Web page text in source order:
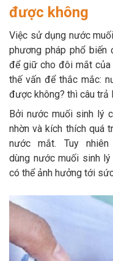
TIN TỨC
Thông tin về khách
spa cho thú cưng
CHÍNH SÁCH
Chính sách mua hàng
Chính sách bảo hành
LIÊN HỆ
được không
Việc sử dụng nước
phương pháp phổ biến
để giữ cho đôi mắt của
thế vấn để thắc mắc:
được không? thì câu trả
Bởi nước muối sinh lý
nhờn và kích thích quá
nước mắt. Tuy
dùng nước muối sinh
có thể ảnh hưởng tới